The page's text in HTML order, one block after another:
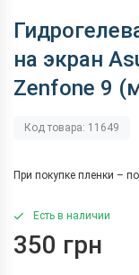
на экран
Zenfone 9
Код товара: 11649
При покупке пленки –
Есть в наличии
350 грн